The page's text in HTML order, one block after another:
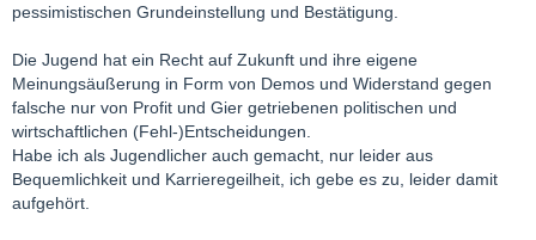
pessimistischen Grundeinstellung und Bestätigung.
Die Jugend hat ein Recht auf Zukunft und ihre eigene
Meinungsäußerung in Form von Demos und Widerstand gegen
falsche nur von Profit und Gier getriebenen politischen und
wirtschaftlichen (Fehl-)Entscheidungen.
Habe ich als Jugendlicher auch gemacht, nur leider aus
Bequemlichkeit und Karrieregeilheit, ich gebe es zu, leider damit
aufgehört.